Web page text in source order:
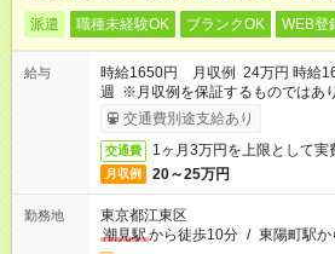
派遣 職種未経験OK ブランクOK WEB登
給与
時給1650円 月収例 24万円 時給
週 ※月収例を保証するものではあ
ービス利用可（利用条件有）
交通費別途支給あり
交通費 1ヶ月3万円を上限として実
月収例 20～25万円
勤務地
東京都江東区
潮見駅から徒歩10分 / 東陽町駅